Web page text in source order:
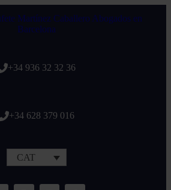
+34 936 32 32 36
+34 628 379 016
CAT